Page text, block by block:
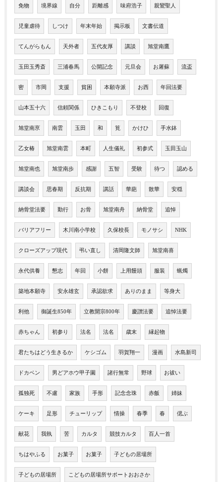
免物 境界線 自分 距離感 味府浩子 親鸞聖人
児童虐待 しつけ 年末年始 掲示板 文書伝道
てんがらもん 天外者 五代友厚 講談 旭堂南鷹
玉田玉秀斎 三浦春馬 公開記念 元旦会 お屠蘇 流盃
密 市岡 支援 貧困 本願寺派 お西 年回法要
山本五十六 信頼関係 ひきこもり 不登校 回復
旭堂南亰 南雲 玉田 和 筧 かけひ 手水鉢
乙女椿 旭堂南雲 本町 人生儀礼 初参式 玉田玉山
旭堂南也 旭堂南歩 感謝 五智 受験 待つ 認める
講談会 思春期 反抗期 講話 華葩 散華 安穏
納骨堂法要 勤行 お骨 旭堂南舟 納骨堂 追悼
バリアフリー 木川南小学校 久保校長 モノサシ NHK
クローズアップ現代 弔い直し 清岡隆文師 旭堂南喜
永代供養 懇志 年回 小餅 上用饅頭 服装 蝋燭
築地本願寺 安永雄玄 承認欲求 ありのまま 等身大
利他 御誕生850年 立教開宗800年 慶讃法要 追悼法要
赤ちゃん 初参り 法名 法名 歳末 縁起物
君たちはどう生きるか ケシゴム 羽賀翔一 漫画 水島新司
ドカベン 男どアホウ甲子園 諸行無常 野球 お祓い
孤独死 不慮 家族 手形 記念念珠 赤飯 姉妹
ケーキ 足形 チューリップ 情操 春季 春 偲ぶ
献花 我執 苦 カルタ 競技カルタ 百人一首
ちはやふる お菓子 お菓子 子どもの居場所
子どもの居場所 こどもの居場所サポートおおさか